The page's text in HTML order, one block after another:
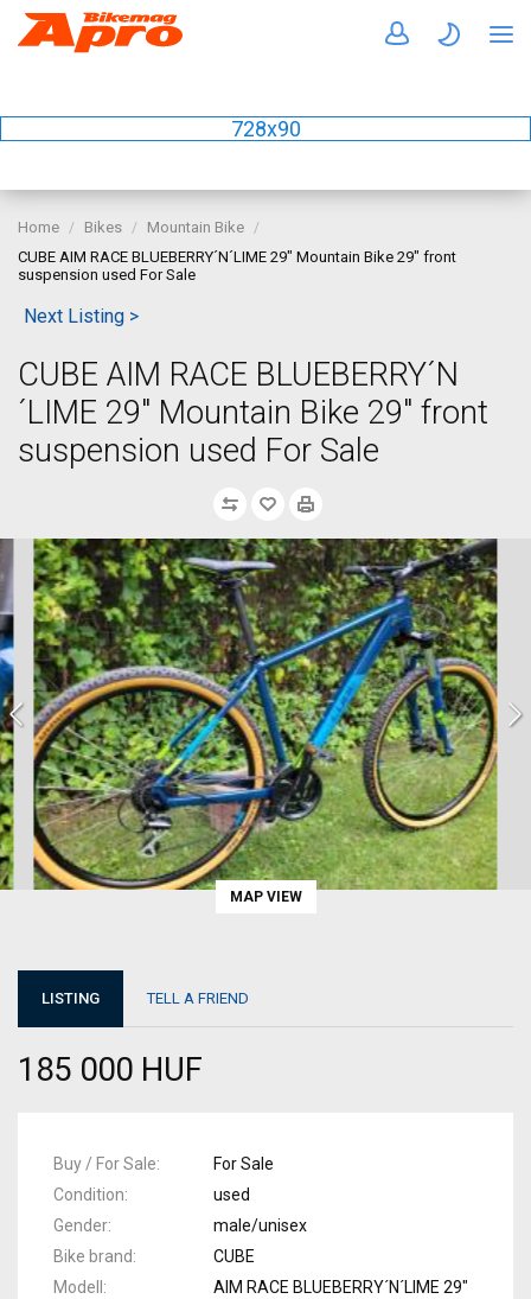
728x90
Home Bikes
Mountain Bike
CUBE AIM RACE BLUEBERRY´N´LIME 29" Mountain Bike 29" front
suspension used For Sale
Next Listing >
CUBE AIM RACE BLUEBERRY´N
´LIME 29" Mountain Bike 29" front
suspension used For Sale
MAP VIEW
LISTING TELL A FRIEND
185 000 HUF
Buy / For Sale
For Sale
Condition
used
Gender
male/unisex
Bike brand
CUBE
Modell
AIM RACE BLUEBERRY´N´LIME 29"